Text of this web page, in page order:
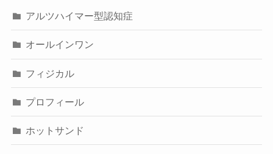
アルツハイマー型認知症
オールインワン
フィジカル
プロフィール
ホットサンド